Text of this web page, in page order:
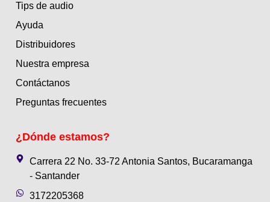
Tips de audio
Ayuda
Distribuidores
Nuestra empresa
Contáctanos
Preguntas frecuentes
¿Dónde estamos?
Carrera 22 No. 33-72 Antonia Santos, Bucaramanga
- Santander
3172205368